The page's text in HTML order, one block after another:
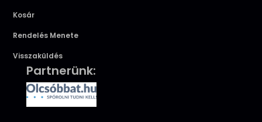
Kosár
Rendelés Menete
Visszaküldés
Partnerünk: